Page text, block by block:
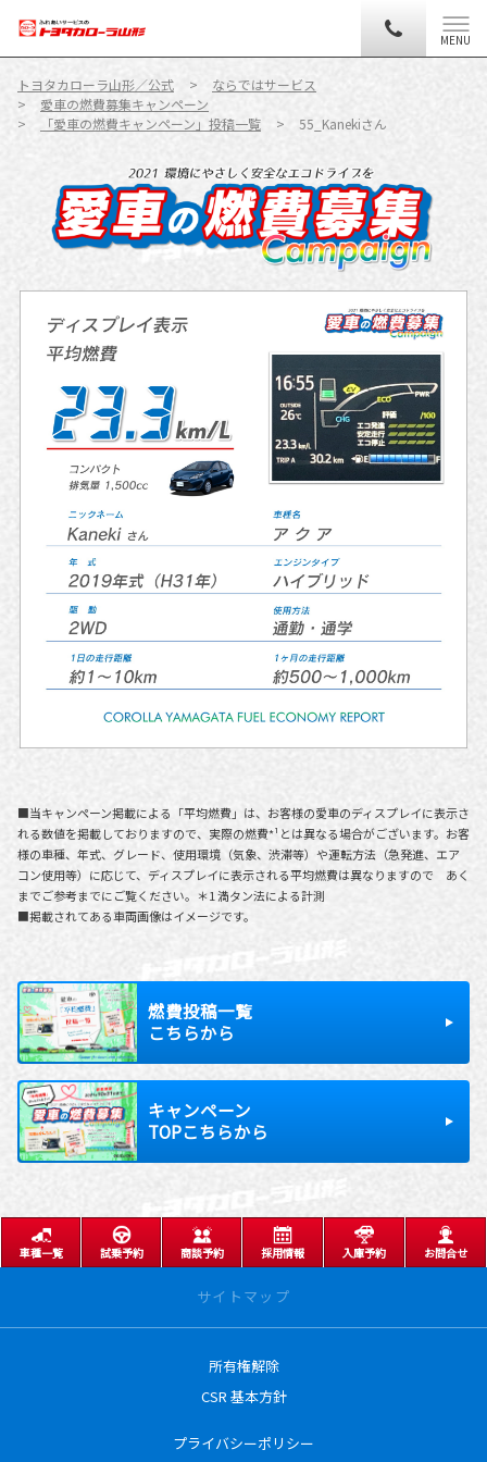
MENU
トヨタカローラ山形／公式
ならではサービス
愛車の燃費募集キャンペーン
「愛車の燃費キャンペーン」投稿一覧
55_Kanekiさん
■当キャンペーン掲載による「平均燃費」は、お客様の愛車のディスプレイに表示さ
れる数値を掲載しておりますので、実際の燃費*¹とは異なる場合がございます。お客
様の車種、年式、グレード、使用環境（気象、渋滞等）や運転方法（急発進、エア
コン使用等）に応じて、ディスプレイに表示される平均燃費は異なりますので あく
までご参考までにご覧ください。＊1 満タン法による計測
■掲載されてある車両画像はイメージです。
燃費投稿一覧
こちらから
キャンペーン
TOPこちらから
車種一覧 試乗予約 商談予約 採用情報 入庫予約 お問合せ
サイトマップ
所有権解除
CSR 基本方針
プライバシーポリシー